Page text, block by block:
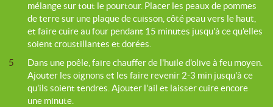
mélange sur tout le pourtour. Placer les peaux de pommes
de terre sur une plaque de cuisson, côté peau vers le haut,
et faire cuire au four pendant 15 minutes jusqu'à ce qu'elles
soient croustillantes et dorées.
5
Dans une poêle, faire chauffer de l'huile d'olive à feu moyen.
Ajouter les oignons et les faire revenir 2-3 min jusqu'à ce
qu'ils soient tendres. Ajouter l'ail et laisser cuire encore
une minute.